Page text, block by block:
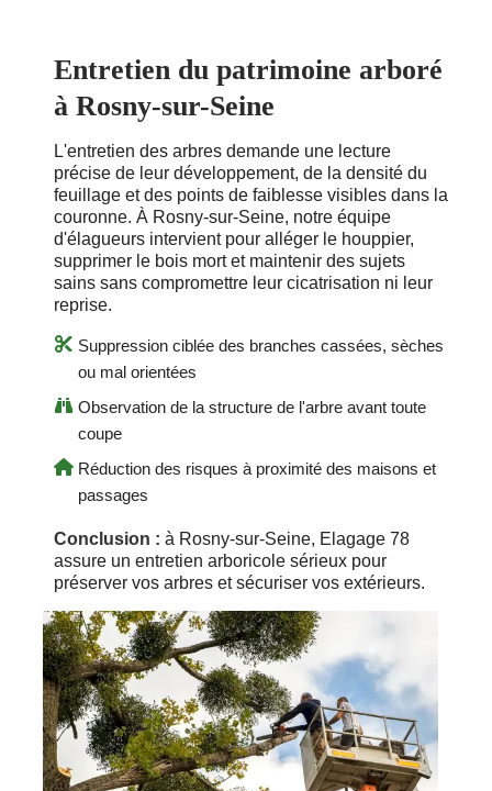
Entretien du patrimoine arboré
à Rosny-sur-Seine
L'entretien des arbres demande une lecture
précise de leur développement, de la densité du
feuillage et des points de faiblesse visibles dans la
couronne. À Rosny-sur-Seine, notre équipe
d'élagueurs intervient pour alléger le houppier,
supprimer le bois mort et maintenir des sujets
sains sans compromettre leur cicatrisation ni leur
reprise.
Suppression ciblée des branches cassées, sèches
ou mal orientées
Observation de la structure de l'arbre avant toute
coupe
Réduction des risques à proximité des maisons et
passages
Conclusion : à Rosny-sur-Seine, Elagage 78
assure un entretien arboricole sérieux pour
préserver vos arbres et sécuriser vos extérieurs.